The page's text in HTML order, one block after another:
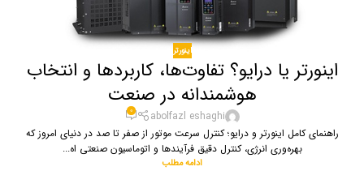
اینورتر
اینورتر یا درایو؟ تفاوت‌ها، کاربردها و انتخاب
هوشمندانه در صنعت
abolfazl eshaghi
0
راهنمای کامل اینورتر و درایو؛ کنترل سرعت موتور از صفر تا صد در دنیای امروز که
بهره‌وری انرژی، کنترل دقیق فرآیندها و اتوماسیون صنعتی اه...
ادامه مطلب